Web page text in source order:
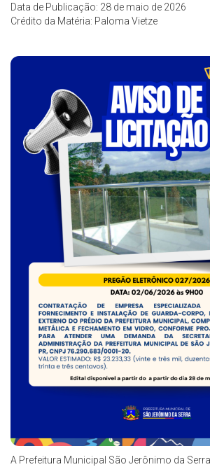
Data de Publicação: 28 de maio de 2026
Crédito da Matéria: Paloma Vietze
A Prefeitura Municipal São Jerônimo da